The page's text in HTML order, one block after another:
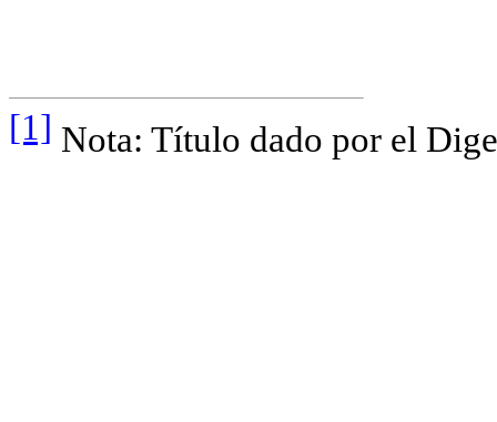
[1] Nota: Título dado por el